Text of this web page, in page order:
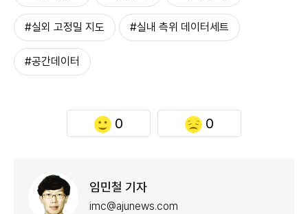
#실외 고정밀 지도 #실내 측위 데이터세트
#공간데이터
0 0
임민철 기자
imc@ajunews.com